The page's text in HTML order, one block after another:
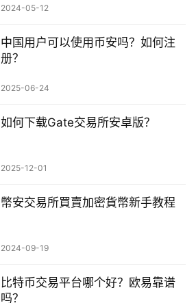
2024-05-12
中国用户可以使用币安吗？如何注
册？
2025-06-24
如何下载Gate交易所安卓版？
2025-12-01
幣安交易所買賣加密貨幣新手教程
2024-09-19
比特币交易平台哪个好？欧易靠谱
吗？